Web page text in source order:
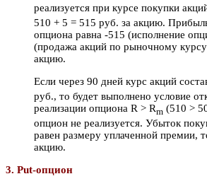
реализуется при курсе покупки
510 + 5 = 515 руб. за акцию.
опциона равна -515 (исполнение
(продажа акций по рыночному
акцию.
Если через 90 дней курс акций
руб., то будет выполнено условие
реализации опциона R > Rm (510 >
опцион не реализуется. Убыток
равен размеру уплаченной премии,
акцию.
3. Put-опцион